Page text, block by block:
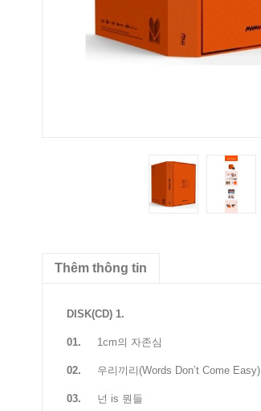
Thêm thông tin
DISK(CD) 1.
01. 1cm의 자존심
02. 우리끼리(Words Don’t Come Easy)
03. 넌 is 뭔들